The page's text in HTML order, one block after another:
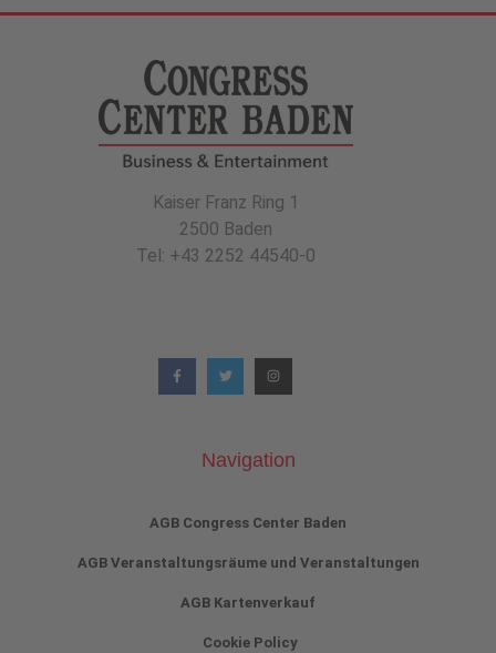
Kaiser Franz Ring 1
2500 Baden
Tel: +43 2252 44540-0
Navigation
AGB Congress Center Baden
AGB Veranstaltungsräume und Veranstaltungen
AGB Kartenverkauf
Cookie Policy